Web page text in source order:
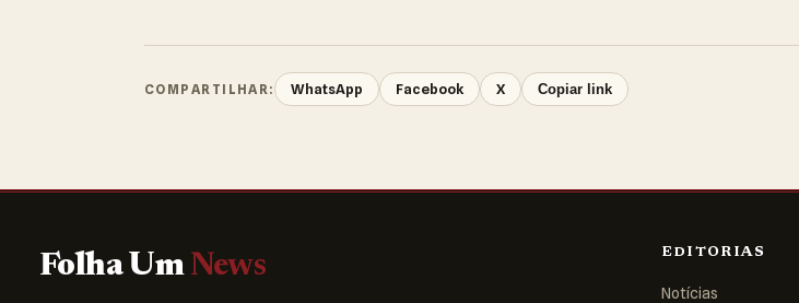
COMPARTILHAR: WhatsApp Facebook X Copiar link
Folha Um News EDITORIAS
Notícias